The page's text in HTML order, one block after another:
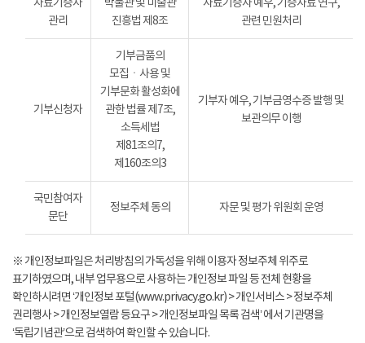
자료기증자
관리
박물관 및 미술관
진흥법 제8조
자료기증자 예우, 기증자료 연구,
관련 민원처리
기부신청자
기부금품의
모집ㆍ사용 및
기부문화 활성화에
관한 법률 제7조,
소득세법
제81조의7,
제160조의3
기부자 예우, 기부금영수증 발행 및
보관의무 이행
국민참여자
문단
정보주체 동의 자문 및 평가 위원회 운영
※ 개인정보파일은 처리방침의 가독성을 위해 이용자 정보주체 위주로
표기하였으며, 내부 업무용으로 사용하는 개인정보 파일 등 전체 현황을
확인하시려면 ‘개인정보 포털(www.privacy.go.kr) > 개인서비스 > 정보주체
권리행사 > 개인정보열람 등요구 > 개인정보파일 목록 검색’ 에서 기관명을
‘독립기념관’으로 검색하여 확인할 수 있습니다.